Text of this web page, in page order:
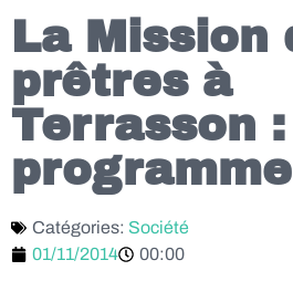
La Mission
prêtres à
Terrasson
programme
Catégories: Société
01/11/2014
00:00